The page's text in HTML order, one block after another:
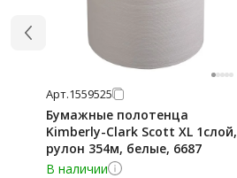
Арт.1559525
Бумажные полотенца
Kimberly-Clark Scott XL 1слой,
рулон 354м, белые, 6687
В наличии